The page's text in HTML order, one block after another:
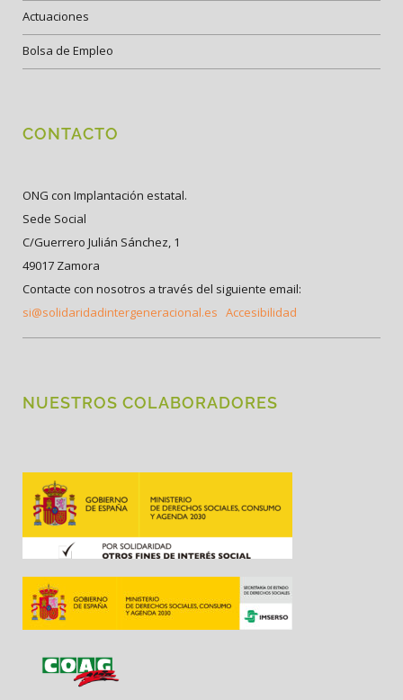
Actuaciones
Bolsa de Empleo
CONTACTO
ONG con Implantación estatal.
Sede Social
C/Guerrero Julián Sánchez, 1
49017 Zamora
Contacte con nosotros a través del siguiente email:
si@solidaridadintergeneracional.es Accesibilidad
NUESTROS COLABORADORES